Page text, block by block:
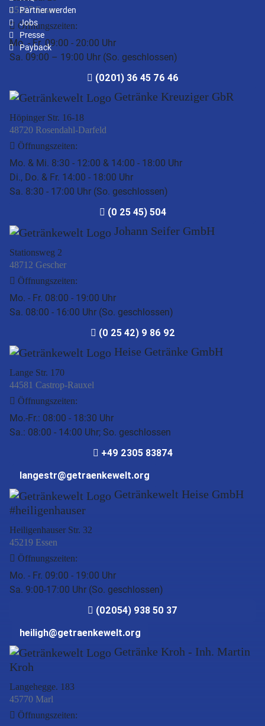
45327 Essen
Öffnungszeiten:
Mo. - Fr. 09:00 - 20:00 Uhr
Sa. 09:00 – 19:00 Uhr (So. geschlossen)
(0201) 36 45 76 46
Getränke Kreuziger GbR
Höpinger Str. 16-18
48720 Rosendahl-Darfeld
Öffnungszeiten:
Mo. & Mi. 8:30 - 12:00 & 14:00 - 18:00 Uhr
Di., Do. & Fr. 14:00 - 18:00 Uhr
Sa. 8:30 - 17:00 Uhr (So. geschlossen)
(0 25 45) 504
Johann Seifer GmbH
Stationsweg 2
48712 Gescher
Öffnungszeiten:
Mo. - Fr. 08:00 - 19:00 Uhr
Sa. 08:00 - 16:00 Uhr (So. geschlossen)
(0 25 42) 9 86 92
Heise Getränke GmbH
Lange Str. 170
44581 Castrop-Rauxel
Öffnungszeiten:
Mo.-Fr.: 08:00 - 18:30 Uhr
Sa.: 08:00 - 14:00 Uhr; So. geschlossen
+49 2305 83874
langestr@getraenkewelt.org
Getränkewelt Heise GmbH
#heiligenhauser
Heiligenhauser Str. 32
45219 Essen
Öffnungszeiten:
Mo. - Fr. 09:00 - 19:00 Uhr
Sa. 9:00-17:00 Uhr (So. geschlossen)
(02054) 938 50 37
heiligh@getraenkewelt.org
Getränke Kroh - Inh. Martin
Kroh
Langehegge. 183
45770 Marl
Öffnungszeiten:
Partner werden
Jobs
Presse
Payback